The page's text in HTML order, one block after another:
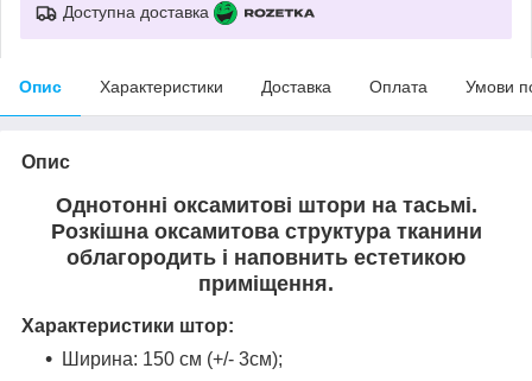
Доступна доставка
Опис Характеристики Доставка Оплата Умови
Опис
Однотонні оксамитові штори на тасьмі.
Розкішна оксамитова структура тканини
облагородить і наповнить естетикою
приміщення.
Характеристики штор:
Ширина: 150 см (+/- 3см);